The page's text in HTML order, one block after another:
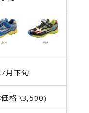
月下旬
格 \3,500)